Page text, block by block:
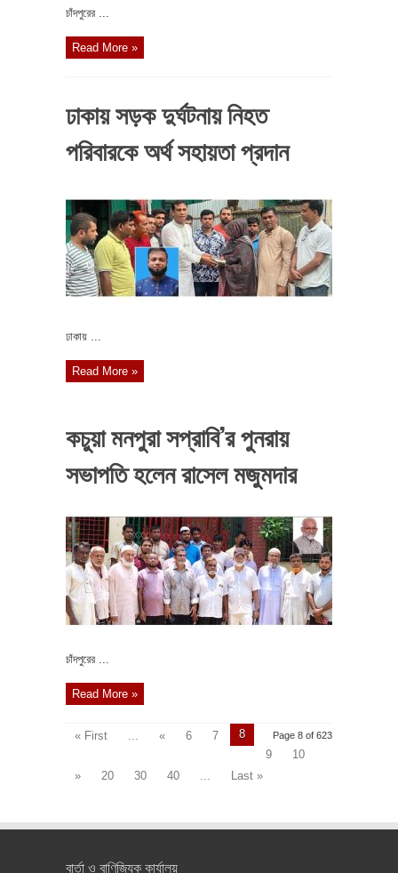
চাঁদপুরের ...
Read More »
ঢাকায় সড়ক দুর্ঘটনায় নিহত
পরিবারকে অর্থ সহায়তা প্রদান
ঢাকায় ...
Read More »
কচুয়া মনপুরা সপ্রাবি’র পুনরায়
সভাপতি হলেন রাসেল মজুমদার
চাঁদপুরের ...
Read More »
Page 8 of 623
« First « 6 7
8
9
10
»
20 30 40 Last »
বার্তা ও বাণিজ্যিক কার্যালয়